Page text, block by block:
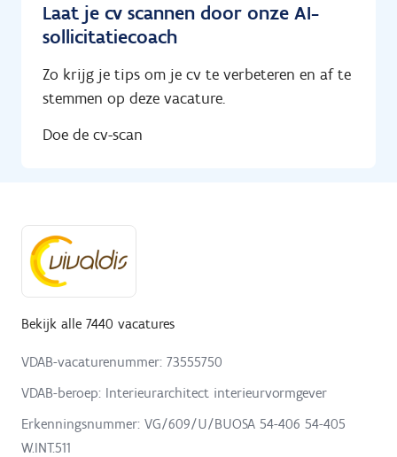
Laat je cv scannen door onze AI-
sollicitatiecoach
Zo krijg je tips om je cv te verbeteren en af te
stemmen op deze vacature.
Doe de cv-scan
Bekijk alle 7440 vacatures
VDAB-vacaturenummer: 73555750
VDAB-beroep: Interieurarchitect interieurvormgever
Erkenningsnummer: VG/609/U/BUOSA 54-406 54-405
W.INT.511